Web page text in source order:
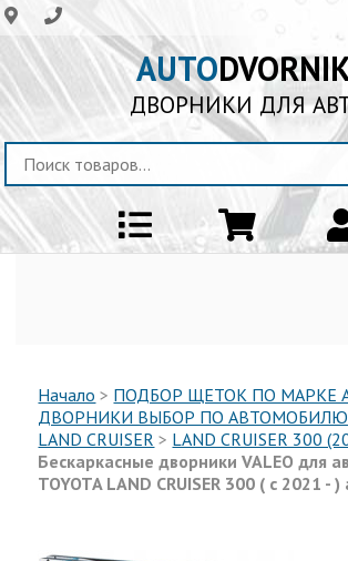
AUTO
ДВОРНИКИ ДЛЯ
Начало > ПОДБОР ЩЕТОК ПО МАРКЕ
ДВОРНИКИ ВЫБОР ПО АВТОМОБИЛЮ
LAND CRUISER > LAND CRUISER 300
Бескаркасные дворники VALEO для
TOYOTA LAND CRUISER 300 ( с 2021 -